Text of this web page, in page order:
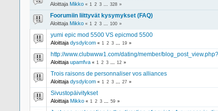
Aloittaja Mikko « 1 2 3 328 »
Foorumiin liittyvät kysymykset (FAQ)
Aloittaja Mikko « 1 2 3 100 »
yumi epic mod 5500 VS epicmod 5500
Aloittaja dysdylcom « 1 2 3 19 »
http://www.clubwww1.com/dating/member/
Aloittaja upamfva « 1 2 3 12 »
Trois raisons de personnaliser vos alliances
Aloittaja dysdylcom « 1 2 3 27 »
Sivustopäivitykset
Aloittaja Mikko « 1 2 3 59 »